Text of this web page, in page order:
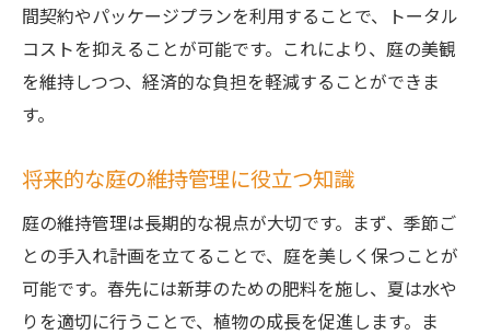
間契約やパッケージプランを利用することで、トータル
コストを抑えることが可能です。これにより、庭の美観
を維持しつつ、経済的な負担を軽減することができま
す。
将来的な庭の維持管理に役立つ知識
庭の維持管理は長期的な視点が大切です。まず、季節ご
との手入れ計画を立てることで、庭を美しく保つことが
可能です。春先には新芽のための肥料を施し、夏は水や
りを適切に行うことで、植物の成長を促進します。ま